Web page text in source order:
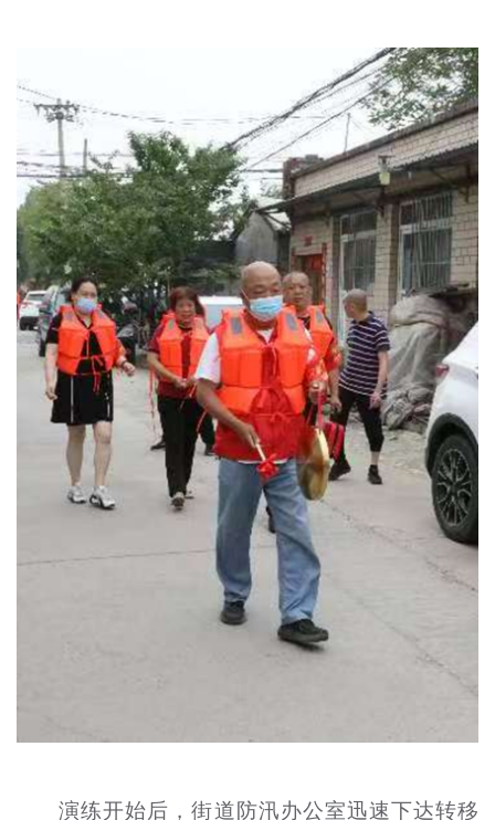
演练开始后，街道防汛办公室迅速下达转移